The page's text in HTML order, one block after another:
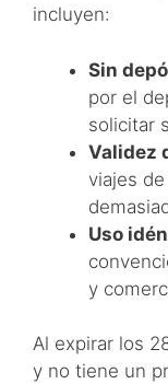
incluyen:
Sin
por el
solicitar
Validez
viajes
Uso
y
Al expirar los
y no tiene un